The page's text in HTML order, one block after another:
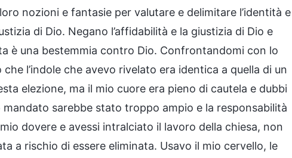
nozioni e fantasie per valutare e delimitare l’identità e
di Dio. Negano l’affidabilità e la giustizia di Dio e
è una bestemmia contro Dio. Confrontandomi con lo
l’indole che avevo rivelato era identica a quella di un
elezione, ma il mio cuore era pieno di cautela e dubbi
sarebbe stato troppo ampio e la responsabilità
dovere e avessi intralciato il lavoro della chiesa, non
a rischio di essere eliminata. Usavo il mio cervello, le